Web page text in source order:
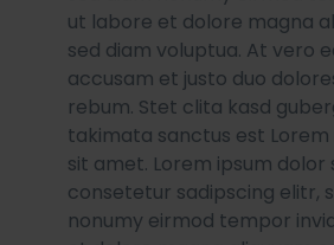
ut labore et dolore magna
sed diam voluptua. At vero
accusam et justo duo
rebum. Stet clita kasd
takimata sanctus est Lorem
sit amet. Lorem ipsum dolor
consetetur sadipscing elitr,
nonumy eirmod tempor